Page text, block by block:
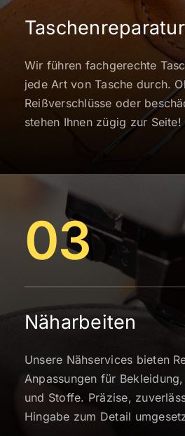
Wir führen fachgerechte
jede Art von Tasche durch.
Reißverschlüsse oder
stehen Ihnen zügig zur Seite!
03
Näharbeiten
Unsere Nähservices bieten
Anpassungen für
und Stoffe. Präzise,
Hingabe zum Detail